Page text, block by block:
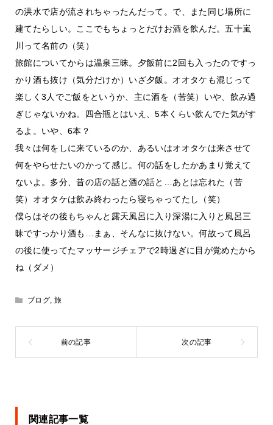
の洪水で店が流されちゃったんだって。で、また同じ場所に
建てたらしい。ここでもちょっとだけお酒を飲んだ。五十嵐
川って名前の（笑）
旅館についてからは温泉三昧。夕飯前に2回も入ったのですっ
かり酒も抜け（気分だけか）いざ夕飯。オオタケも混じって
楽しく3人でご飯をというか、主に酒を（苦笑）いや、飲み過
ぎじゃないかね。四合瓶とはいえ、5本くらい飲んでた気がす
るよ。いや、6本？
我々は何をしに来ているのか、あるいはオオタケは来させて
何をやらせたいのかって感じ。何の話をしたかあまり覚えて
ないよ。多分、昔の店の話と酒の話と…あとは忘れた（苦
笑）オオタケは飲み終わったら寝ちゃってたし（笑）
僕らはその後もちゃんと露天風呂に入り深湯に入りと風呂三
昧ですっかり酒も…まぁ、そんなに抜けない。何故って風呂
の後に使ってたマッサージチェアで2時過ぎに目が覚めたから
ね（ダメ）
ブログ, 旅
関連記事一覧